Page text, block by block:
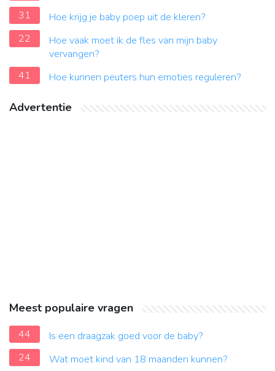
31
Hoe krijg je baby poep uit de kleren?
22
Hoe vaak moet ik de fles van mijn baby
vervangen?
41
Hoe kunnen peuters hun emoties reguleren?
Advertentie
Meest populaire vragen
44
Is een draagzak goed voor de baby?
24
Wat moet kind van 18 maanden kunnen?